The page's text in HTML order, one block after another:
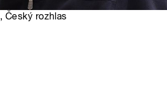
, Český rozhlas